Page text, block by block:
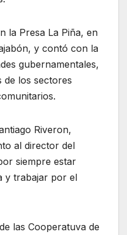
la Presa La Piña, en
y contó con la
gubernamentales,
de los sectores
Riveron,
al director del
siempre estar
y trabajar por el
las Cooperatuva de